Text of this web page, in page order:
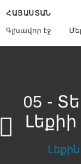
ՀԱՅԱՍՏԱՆ
Գլխավոր էջ
05 -